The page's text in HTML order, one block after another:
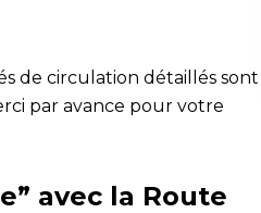
de circulation détaillés sont
par avance pour votre
avec la Route